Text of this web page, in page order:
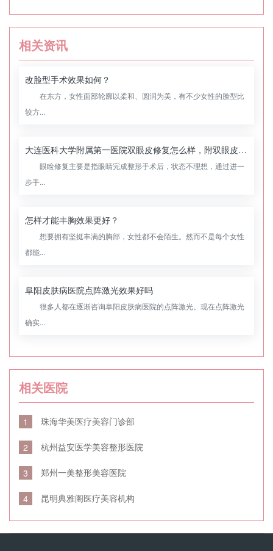
相关资讯
改脸型手术效果如何？
在东方，女性面部轮廓以柔和、圆润为美，有不少女性的脸型比
较方...
大连医科大学附属第一医院双眼皮修复怎么样，附双眼皮修复案例
眼睑修复主要是指眼睛完成整形手术后，状态不理想，通过进一
步手...
怎样才能丰胸效果更好？
想要拥有坚挺丰满的胸部，女性都不会陌生。然而不是每个女性
都能...
阜阳皮肤病医院点阵激光效果好吗
很多人都在逐渐咨询阜阳皮肤病医院的点阵激光。现在点阵激光
确实...
相关医院
1 珠海华美医疗美容门诊部
2 杭州益安医学美容整形医院
3 郑州一美整形美容医院
4 昆明典雅阁医疗美容机构